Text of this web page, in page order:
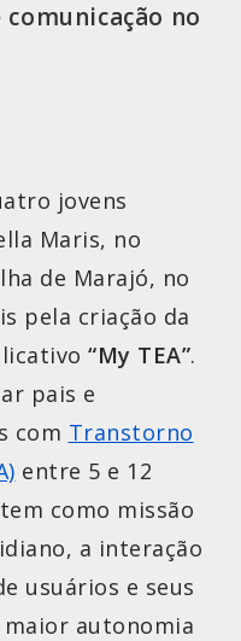
no
jovens
Maris, no
de Marajó, no
pela criação da
“My TEA”.
pais e
com Transtorno
entre 5 e 12
como missão
a interação
usuários e seus
autonomia